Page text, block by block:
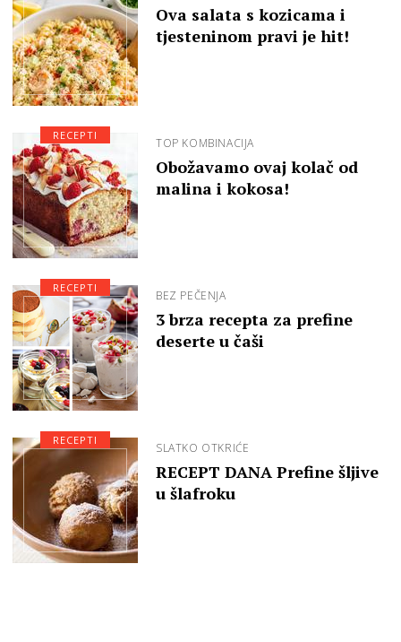
Ova salata s kozicama i
tjesteninom pravi je hit!
TOP KOMBINACIJA
Obožavamo ovaj kolač od
malina i kokosa!
RECEPTI
BEZ PEČENJA
3 brza recepta za prefine
deserte u čaši
RECEPTI
SLATKO OTKRIĆE
RECEPT DANA Prefine šljive
u šlafroku
RECEPTI